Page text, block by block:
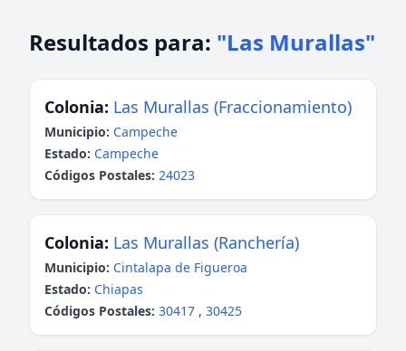
Resultados para: "Las Murallas"
Colonia: Las Murallas (Fraccionamiento)
Municipio: Campeche
Estado: Campeche
Códigos Postales: 24023
Colonia: Las Murallas (Ranchería)
Municipio: Cintalapa de Figueroa
Estado: Chiapas
Códigos Postales: 30417 , 30425